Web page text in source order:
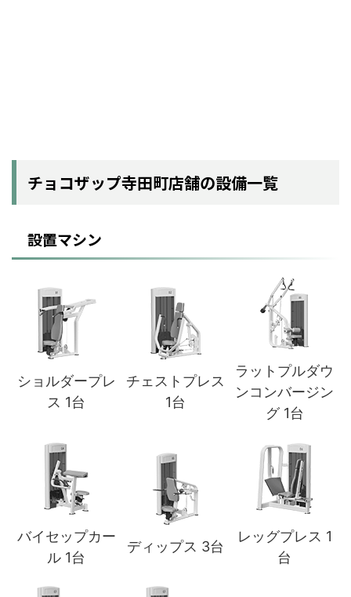
チョコザップ寺田町店舗の設備一覧
設置マシン
ショルダープレ
ス 1台
チェストプレス
1台
ラットプルダウ
ンコンバージン
グ 1台
バイセップカー
ル 1台
ディップス 3台
レッグプレス 1
台